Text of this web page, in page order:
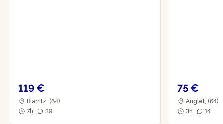
119 €
Biarritz, (64)
7h
39
75 €
Anglet, (64)
3h
14